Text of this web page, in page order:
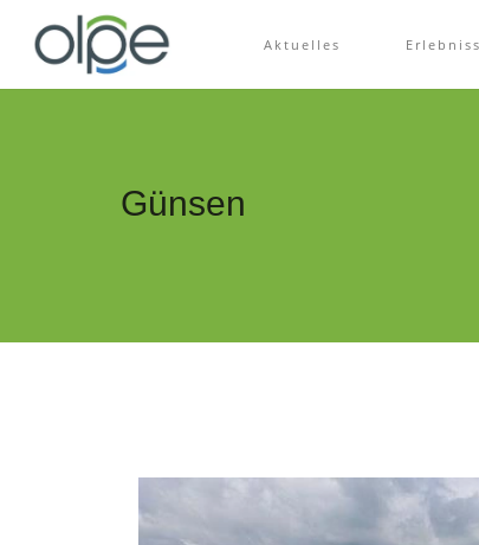
Aktuelles
Günsen